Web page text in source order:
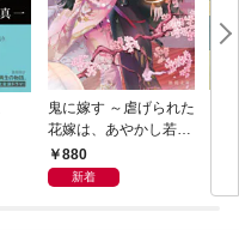
鬼に嫁す ～虐げられた
花嫁は、あやかし若頭
に溺愛される～
880
新着